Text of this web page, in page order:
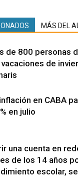
MÁS DEL
de 800 personas
de
en CABA
en julio
una cuenta en
de los 14 años
escolar,